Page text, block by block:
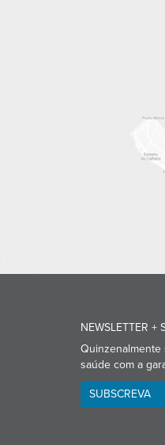
NEWSLETTER +
Quinzenalmente
saúde com a
SUBSCREVA